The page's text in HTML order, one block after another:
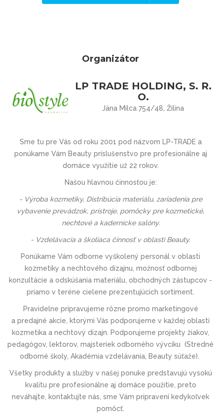
Organizátor
LP TRADE HOLDING, S. R.
O.
Jána Milca 754/48, Žilina
Sme tu pre Vás od roku 2001 pod názvom LP-TRADEa
ponúkame Vám Beauty príslušenstvo pre profesionálne aj
domáce využitie už 22 rokov.
Našou hlavnou činnosťou je:
- Výroba kozmetiky, Distribúcia materiálu, zariadenia pre
vybavenie prevádzok, prístroje, pomôcky pre kozmetické,
nechtové a kadernícke salóny.
- Vzdelávacia a školiaca činnosť v oblasti Beauty.
Ponúkame Vám odborne vyškolený personál v oblasti
kozmetiky a nechtového dizajnu, možnosť odbornej
konzultácie a odskúšania materiálu, obchodných zástupcov -
priamo v teréne cielene prezentujúcich sortiment.
Pravidelne pripravujeme rôzne promo marketingové
a predajné akcie, ktorými Vás podporujeme v každej oblasti
kozmetika a nechtový dizajn. Podporujeme projekty žiakov,
pedagógov, lektorov, majsteriek odborného vývciku (Stredné
odborné školy, Akadémia vzdelávania, Beauty súťaže).
Všetky produkty a služby v našej ponuke predstavujú vysokú
kvalitu pre profesionálne aj domáce použitie, preto
neváhajte, kontaktujte nás, sme Vám pripravení kedykoľvek
pomôcť.